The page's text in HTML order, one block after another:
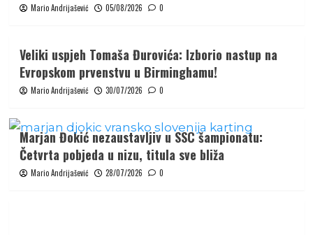
Mario Andrijašević 05/08/2026 0
Veliki uspjeh Tomaša Đurovića: Izborio nastup na
Evropskom prvenstvu u Birminghamu!
Mario Andrijašević 30/07/2026 0
Marjan Đokić nezaustavljiv u SSC šampionatu:
Četvrta pobjeda u nizu, titula sve bliža
Mario Andrijašević 28/07/2026 0